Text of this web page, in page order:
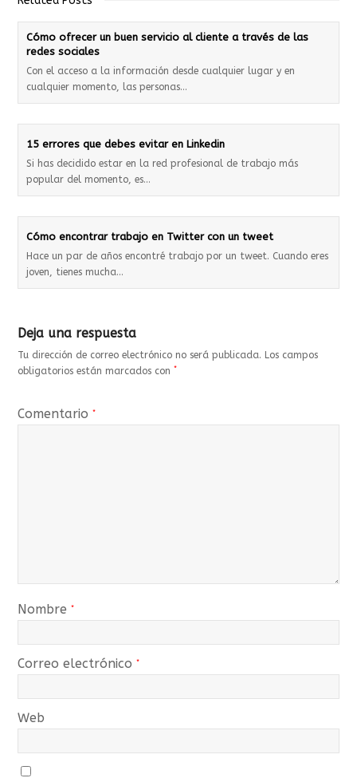
Cómo ofrecer un buen servicio al cliente a través de las
redes sociales
Con el acceso a la información desde cualquier lugar y en
cualquier momento, las personas…
15 errores que debes evitar en Linkedin
Si has decidido estar en la red profesional de trabajo más
popular del momento, es…
Cómo encontrar trabajo en Twitter con un tweet
Hace un par de años encontré trabajo por un tweet. Cuando eres
joven, tienes mucha…
Deja una respuesta
Tu dirección de correo electrónico no será publicada. Los campos
obligatorios están marcados con *
Comentario*
Nombre*
Correo electrónico*
Web